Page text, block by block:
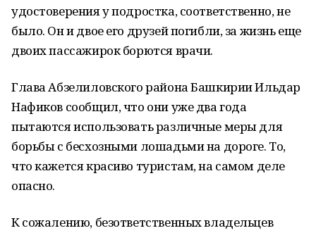
удостоверения у подростка, соответственно, не
было. Он и двое его друзей погибли, за жизнь еще
двоих пассажирок борются врачи.
Глава Абзелиловского района Башкирии Ильдар
Нафиков сообщил, что они уже два года
пытаются использовать различные меры для
борьбы с бесхозными лошадьми на дороге. То,
что кажется красиво туристам, на самом деле
опасно.
К сожалению, безответственных владельцев